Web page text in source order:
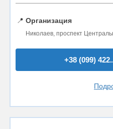
📍 Организация
Николаев, проспект
+38 (099)